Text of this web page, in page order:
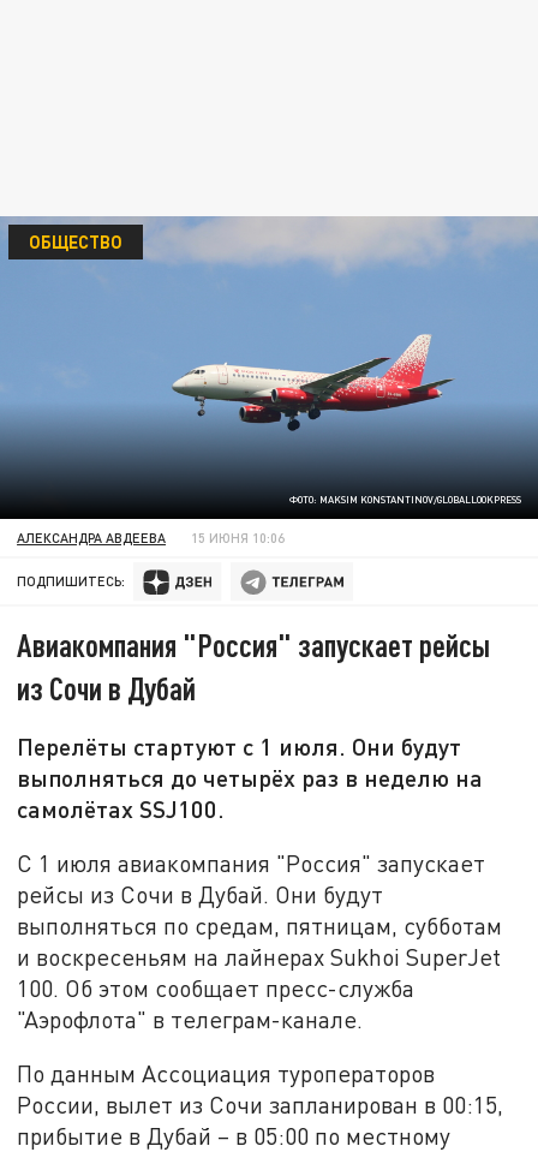
ФОТО: MAKSIM KONSTANTINOV/GLOBALLOOKPRESS
ОБЩЕСТВО
АЛЕКСАНДРА АВДЕЕВА 15 ИЮНЯ 10:06
ПОДПИШИТЕСЬ:
Авиакомпания "Россия" запускает рейсы
из Сочи в Дубай
Перелёты стартуют с 1 июля. Они будут
выполняться до четырёх раз в неделю на
самолётах SSJ100.
С 1 июля авиакомпания "Россия" запускает
рейсы из Сочи в Дубай. Они будут
выполняться по средам, пятницам, субботам
и воскресеньям на лайнерах Sukhoi SuperJet
100. Об этом сообщает пресс-служба
"Аэрофлота" в телеграм-канале.
По данным Ассоциация туроператоров
России, вылет из Сочи запланирован в 00:15,
прибытие в Дубай – в 05:00 по местному